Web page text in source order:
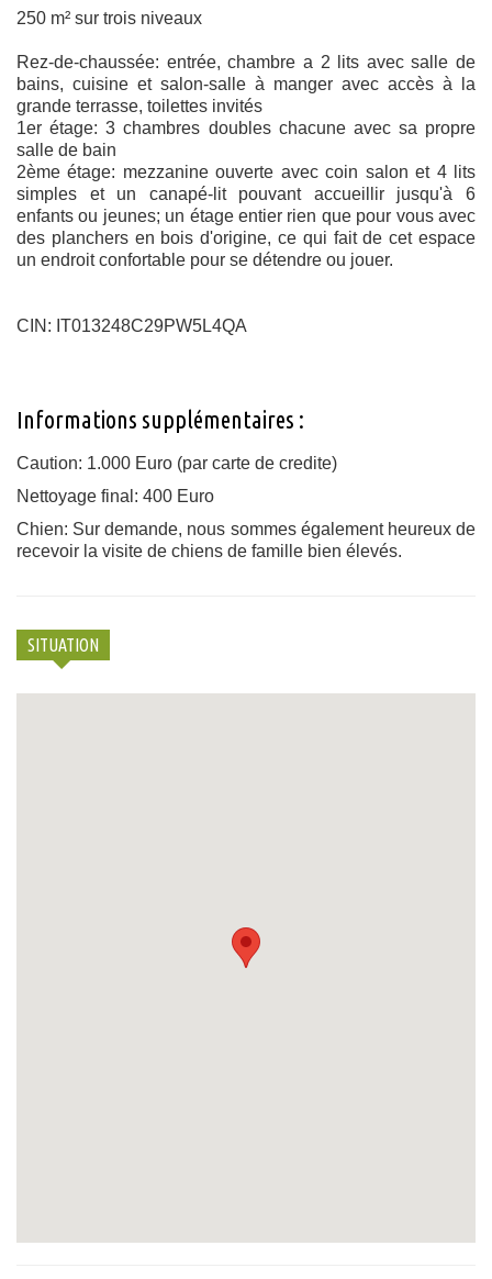
250 m² sur trois niveaux
Rez-de-chaussée: entrée, chambre a 2 lits avec salle de
bains, cuisine et salon-salle à manger avec accès à la
grande terrasse, toilettes invités
1er étage: 3 chambres doubles chacune avec sa propre
salle de bain
2ème étage: mezzanine ouverte avec coin salon et 4 lits
simples et un canapé-lit pouvant accueillir jusqu'à 6
enfants ou jeunes; un étage entier rien que pour vous avec
des planchers en bois d'origine, ce qui fait de cet espace
un endroit confortable pour se détendre ou jouer.
CIN: IT013248C29PW5L4QA
Informations supplémentaires :
Caution: 1.000 Euro (par carte de credite)
Nettoyage final: 400 Euro
Chien: Sur demande, nous sommes également heureux de
recevoir la visite de chiens de famille bien élevés.
SITUATION